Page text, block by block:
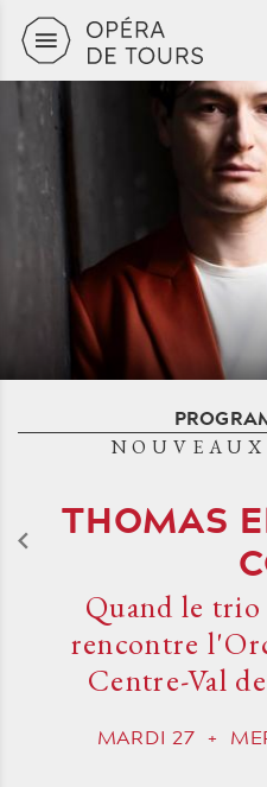
Aller au
THOMAS
Quand le trio
rencontre
Centre-Val
MARDI27 +